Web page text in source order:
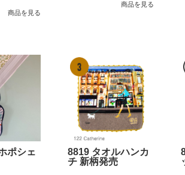
商品を見る
商品を見る
ポシェ
8819 タオルハンカ
チ 新柄発売